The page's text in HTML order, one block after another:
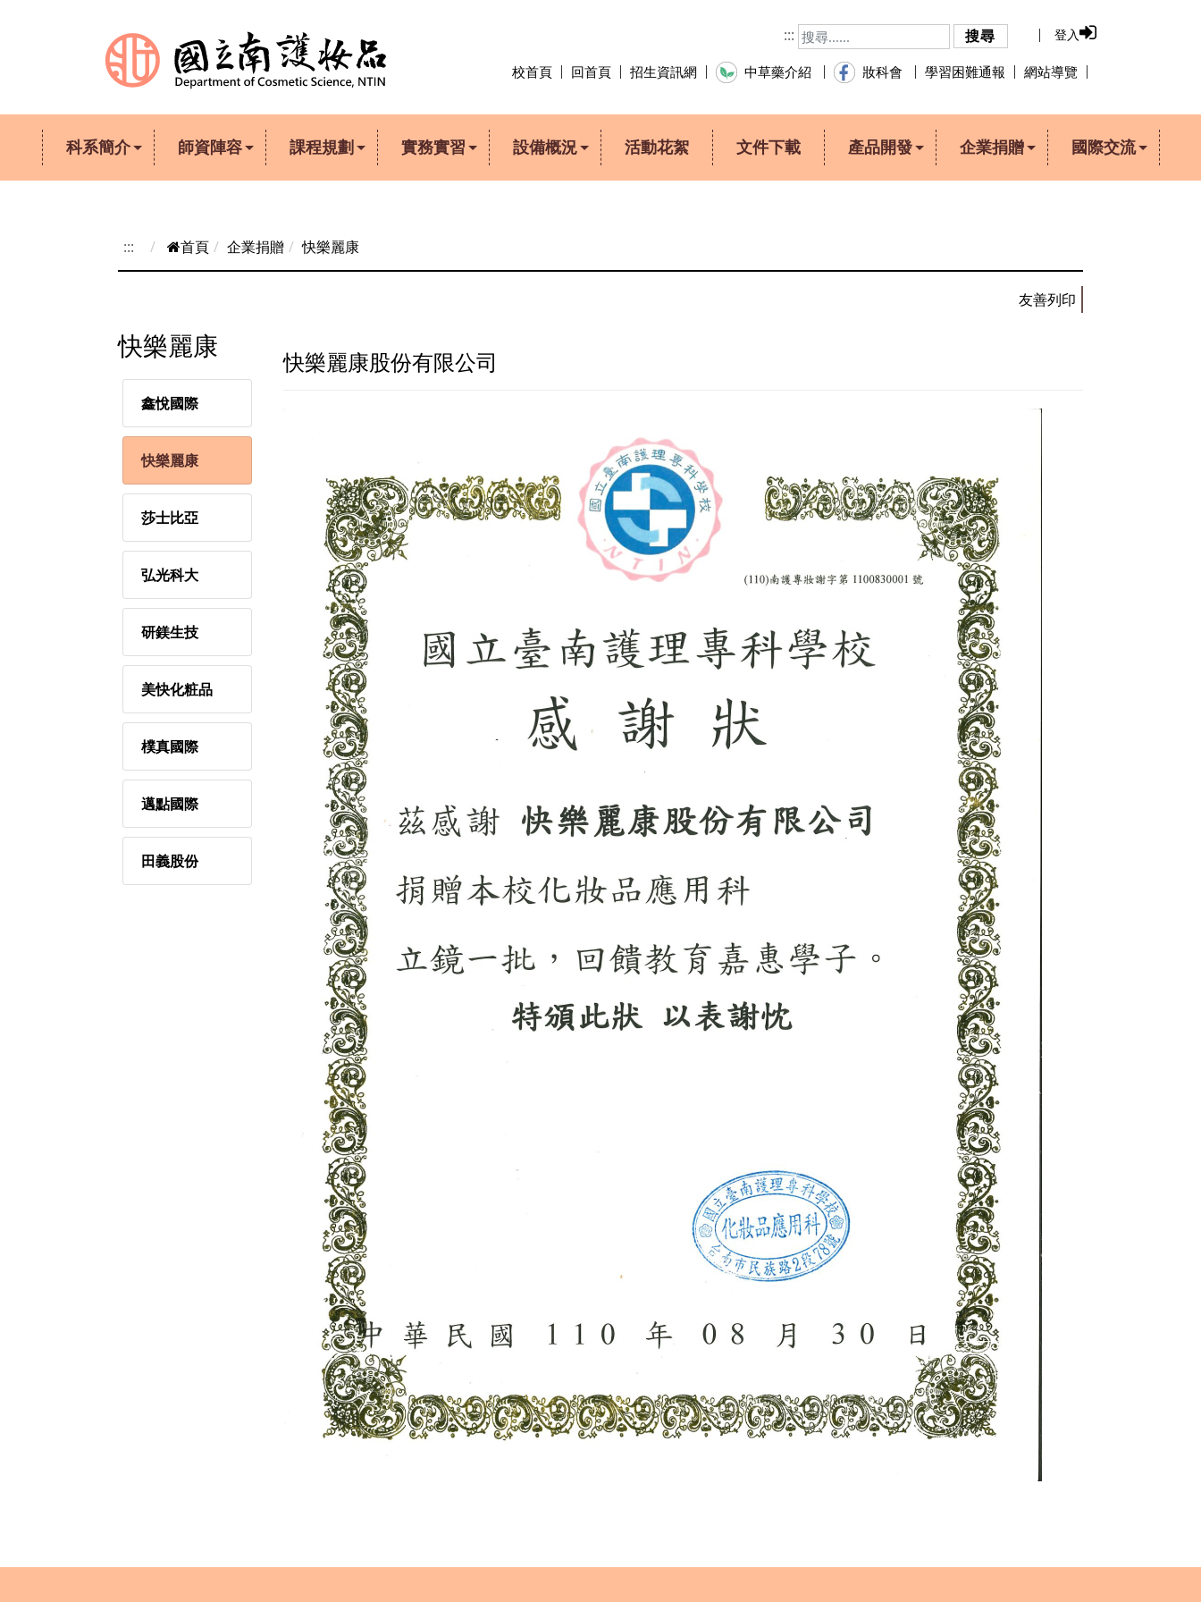
::: 搜尋 登入
校首頁 回首頁 招生資訊網 中草藥介紹 妝科會 學習困難通報 網站導覽
科系簡介 師資陣容 課程規劃 實務實習 設備概況 活動花絮 文件下載 產品開發 企業捐贈 國際交流
::: 首頁 企業捐贈 快樂麗康
快樂麗康
鑫悅國際
快樂麗康
莎士比亞
弘光科大
研鎂生技
美快化粧品
樸真國際
邁點國際
田義股份
快樂麗康股份有限公司